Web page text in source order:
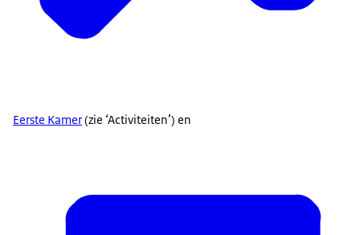
Eerste Kamer(zie ‘Activiteiten’) en